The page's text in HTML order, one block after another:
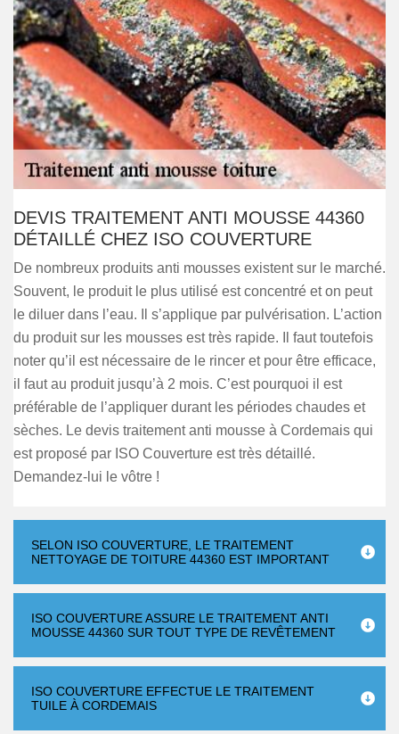
DEVIS TRAITEMENT ANTI MOUSSE 44360
DÉTAILLÉ CHEZ ISO COUVERTURE
De nombreux produits anti mousses existent sur le marché.
Souvent, le produit le plus utilisé est concentré et on peut
le diluer dans l’eau. Il s’applique par pulvérisation. L’action
du produit sur les mousses est très rapide. Il faut toutefois
noter qu’il est nécessaire de le rincer et pour être efficace,
il faut au produit jusqu’à 2 mois. C’est pourquoi il est
préférable de l’appliquer durant les périodes chaudes et
sèches. Le devis traitement anti mousse à Cordemais qui
est proposé par ISO Couverture est très détaillé.
Demandez-lui le vôtre !
SELON ISO COUVERTURE, LE TRAITEMENT
NETTOYAGE DE TOITURE 44360 EST IMPORTANT
ISO COUVERTURE ASSURE LE TRAITEMENT ANTI
MOUSSE 44360 SUR TOUT TYPE DE REVÊTEMENT
ISO COUVERTURE EFFECTUE LE TRAITEMENT
TUILE À CORDEMAIS